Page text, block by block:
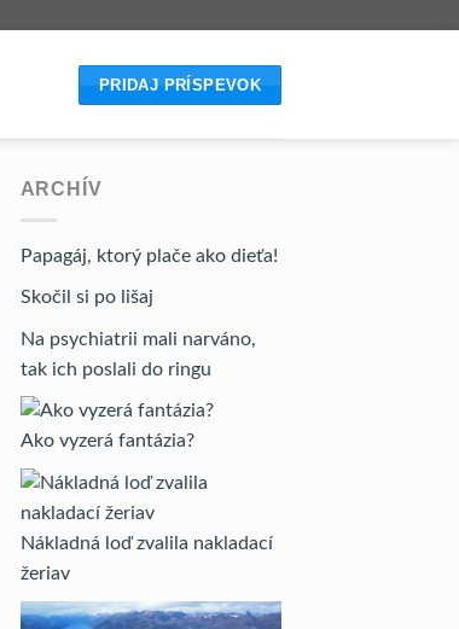
PRIDAJ PRÍSPEVOK
ARCHÍV
Papagáj, ktorý plače ako dieťa!
Skočil si po lišaj
Na psychiatrii mali narváno,
tak ich poslali do ringu
Ako vyzerá fantázia?
Nákladná loď zvalila nakladací
žeriav